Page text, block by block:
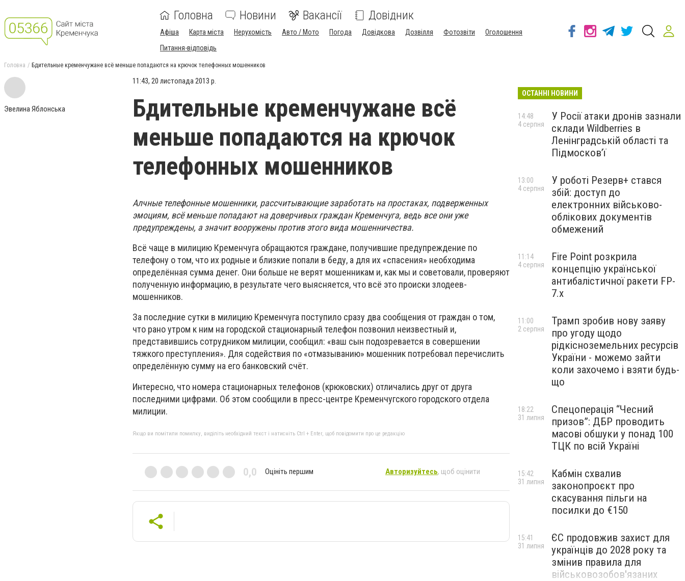
Головна Новини Вакансії Довідник
Афіша Карта міста Нерухомість Авто / Мото Погода Довідкова Дозвілля Фотозвіти
Оголошення
Питання-відповідь
Головна Бдительные кременчужане всё меньше попадаются на крючок телефонных мошенников
Эвелина Яблонська
11:43, 20 листопада 2013 р.
Бдительные кременчужане всё
меньше попадаются на крючок
телефонных мошенников
Алчные телефонные мошенники, рассчитывающие заработать на простаках, подверженных
эмоциям, всё меньше попадают на доверчивых граждан Кременчуга, ведь все они уже
предупреждены, а значит вооружены против этого вида мошенничества.
Всё чаще в милицию Кременчуга обращаются граждане, получившие предупреждение по
телефону о том, что их родные и близкие попали в беду, а для их «спасения» необходима
определённая сумма денег. Они больше не верят мошенникам и, как мы и советовали, проверяют
полученную информацию, в результате чего выясняется, что всё это происки злодеев-
мошенников.
За последние сутки в милицию Кременчуга поступило сразу два сообщения от граждан о том,
что рано утром к ним на городской стационарный телефон позвонил неизвестный и,
представившись сотрудником милиции, сообщил: «ваш сын подозревается в совершении
тяжкого преступления». Для содействия по «отмазыванию» мошенник потребовал перечислить
определённую сумму на его банковский счёт.
Интересно, что номера стационарных телефонов (крюковских) отличались друг от друга
последними цифрами. Об этом сообщили в пресс-центре Кременчугского городского отдела
милиции.
Якщо ви помітили помилку, виділіть необхідний текст і натисніть Ctrl + Enter, щоб повідомити про це редакцію
0,0 Оцініть першим Авторизуйтесь, щоб оцінити
ОСТАННІ НОВИНИ
У Росії атаки дронів зазнали
склади Wildberries в
Ленінградській області та
Підмосков’ї
14:48
4 серпня
У роботі Резерв+ стався
збій: доступ до
електронних військово-
облікових документів
обмежений
13:00
4 серпня
Fire Point розкрила
концепцію української
антибалістичної ракети FP-
7.x
11:14
4 серпня
Трамп зробив нову заяву
про угоду щодо
рідкісноземельних ресурсів
України - можемо зайти
коли захочемо і взяти будь-
що
11:00
2 серпня
Спецоперація “Чесний
призов”: ДБР проводить
масові обшуки у понад 100
ТЦК по всій Україні
18:22
31 липня
Кабмін схвалив
законопроєкт про
скасування пільги на
посилки до €150
15:42
31 липня
ЄС продовжив захист для
українців до 2028 року та
змінив правила для
військовозобов'язаних
15:41
31 липня